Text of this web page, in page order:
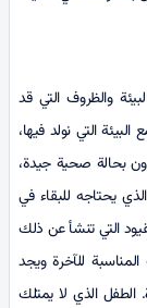
والظروف التي قد
التي نولد فيها،
بحالة صحية جيدة،
يحتاجه للبقاء في
التي تنشأ عن ذلك
للآخرة ويجد
. الطفل الذي لا يمتلك